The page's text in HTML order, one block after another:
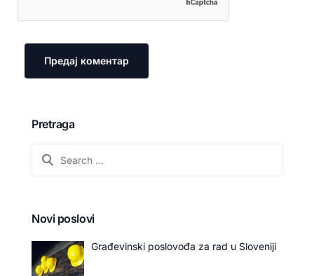
Pretraga
Novi poslovi
Građevinski poslovođa za rad u Sloveniji